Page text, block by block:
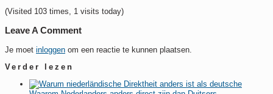
(Visited 103 times, 1 visits today)
Leave A Comment
Je moet inloggen om een reactie te kunnen plaatsen.
Verder lezen